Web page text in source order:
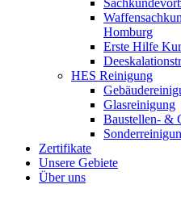
Homburg
Erste Hilfe
HES Reinigung
Glasreinigung
Baustellen- &
Zertifikate
Unsere Gebiete
Über uns